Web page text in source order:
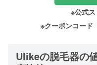
※公式
※クーポンコード
Ulikeの脱毛器の